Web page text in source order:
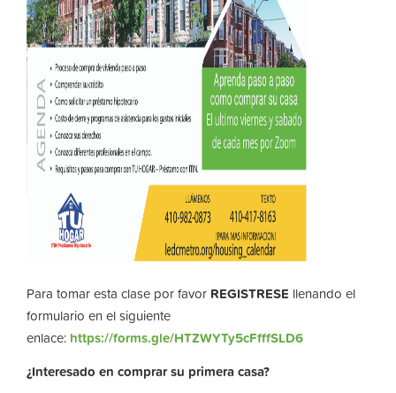
Para tomar esta clase por favor REGISTRESE llenando el
formulario en el siguiente
enlace: https://forms.gle/HTZWYTy5cFfffSLD6
¿Interesado en comprar su primera casa?